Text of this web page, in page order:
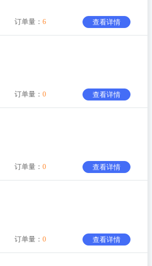
查看详情
订单量： 6
查看详情
订单量： 0
查看详情
订单量： 0
查看详情
订单量： 0